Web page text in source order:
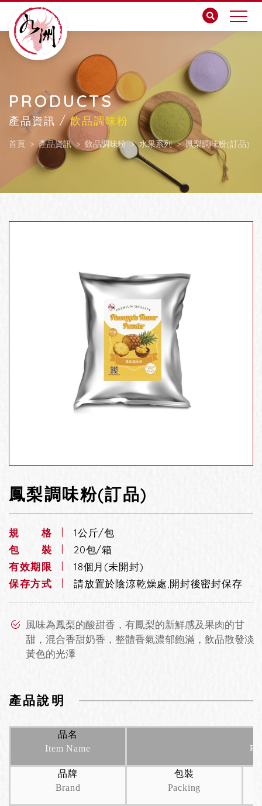
PRODUCTS
產品資訊 /飲品調味粉
首頁 產品資訊 飲品調味粉 水果系列 鳳梨調味粉(訂品)
鳳梨調味粉(訂品)
規 格
1公斤/包
包 裝
20包/箱
有效期限
18個月(未開封)
保存方式
請放置於陰涼乾燥處,開封後密封保存
風味為鳳梨的酸甜香，有鳳梨的新鮮感及果肉的甘
甜，混合香甜奶香，整體香氣濃郁飽滿，飲品散發淡
黃色的光澤
產品說明
品名
Item Name
品牌
Brand
包裝
Packing